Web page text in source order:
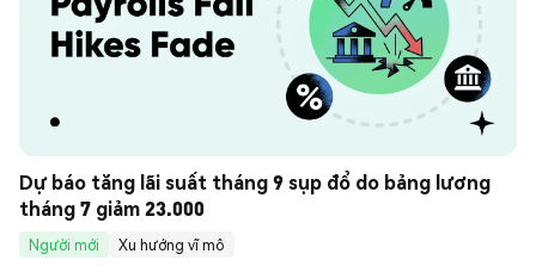
Dự báo tăng lãi suất tháng 9 sụp đổ do bảng lương
tháng 7 giảm 23.000
Người mới
Xu hướng vĩ mô